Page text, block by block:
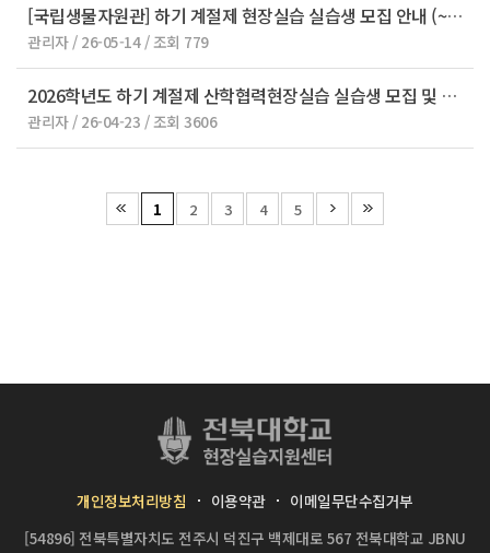
[국립생물자원관] 하기 계절제 현장실습 실습생 모집 안내 (~5.27.(수) 16시 마감)
관리자 / 26-05-14 / 조회 779
2026학년도 하기 계절제 산학협력현장실습 실습생 모집 및 모집설명회 안내
관리자 / 26-04-23 / 조회 3606
1 2 3 4 5
개인정보처리방침 이용약관
이메일무단수집거부
[54896] 전북특별자치도 전주시 덕진구 백제대로 567 전북대학교 JBNU